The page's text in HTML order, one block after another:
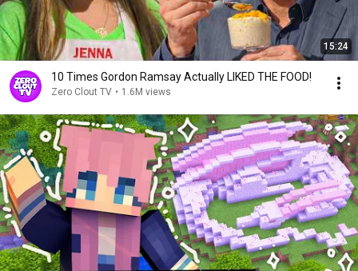
15:24
10 Times Gordon Ramsay Actually LIKED THE FOOD!
Zero Clout TV • 1.6M views